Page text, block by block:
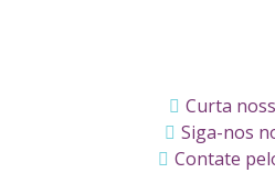
Curta
Siga-nos
Contate